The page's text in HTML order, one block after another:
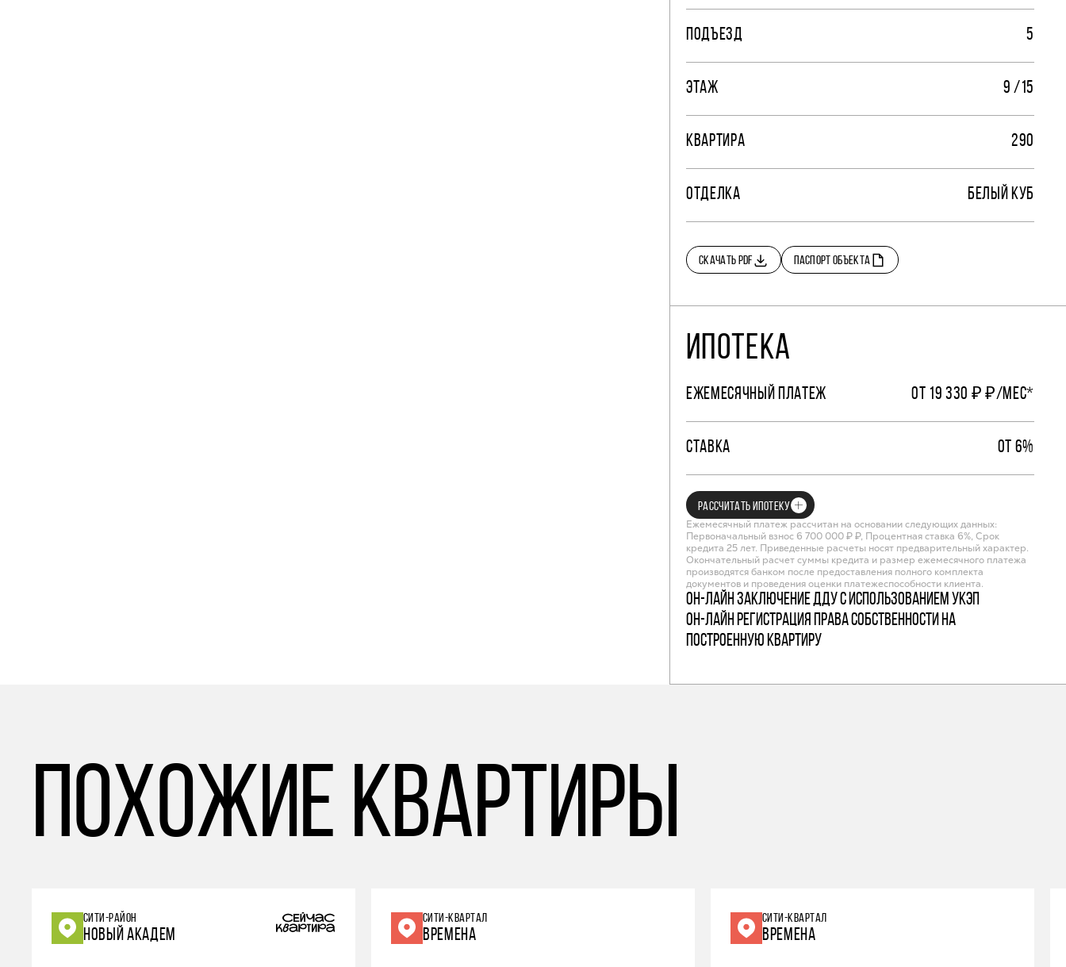
ПОДЪЕЗД 5
ЭТАЖ 9 /15
КВАРТИРА 290
ОТДЕЛКА БЕЛЫЙ КУБ
СКАЧАТЬ PDF ПАСПОРТ ОБЪЕКТА
ИПОТЕКА
ЕЖЕМЕСЯЧНЫЙ ПЛАТЕЖ ОТ 19 330 ₽ ₽/МЕС*
СТАВКА ОТ 6%
РАССЧИТАТЬ ИПОТЕКУ
Ежемесячный платеж рассчитан на основании следующих данных:
Первоначальный взнос 6 700 000 ₽ ₽, Процентная ставка 6%, Срок
кредита 25 лет. Приведенные расчеты носят предварительный характер.
Окончательный расчет суммы кредита и размер ежемесячного платежа
производятся банком после предоставления полного комплекта
документов и проведения оценки платежеспособности клиента.
Он-лайн заключение ДДУ с использованием УКЭП
Он-лайн регистрация права собственности на
построенную квартиру
похожие квартиры
СИТИ-РАЙОН
НОВЫЙ АКАДЕМ
СИТИ-КВАРТАЛ
ВРЕМЕНА
СИТИ-КВАРТАЛ
ВРЕМЕНА